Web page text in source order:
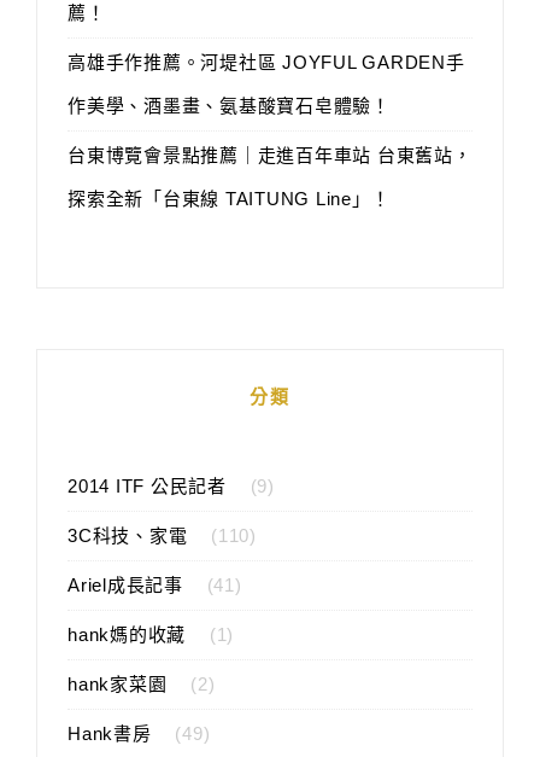
薦！
高雄手作推薦。河堤社區 JOYFUL GARDEN手
作美學、酒墨畫、氨基酸寶石皂體驗！
台東博覽會景點推薦｜走進百年車站 台東舊站，
探索全新「台東線 TAITUNG Line」！
分類
2014 ITF 公民記者 (9)
3C科技、家電 (110)
Ariel成長記事 (41)
hank媽的收藏 (1)
hank家菜園 (2)
Hank書房 (49)